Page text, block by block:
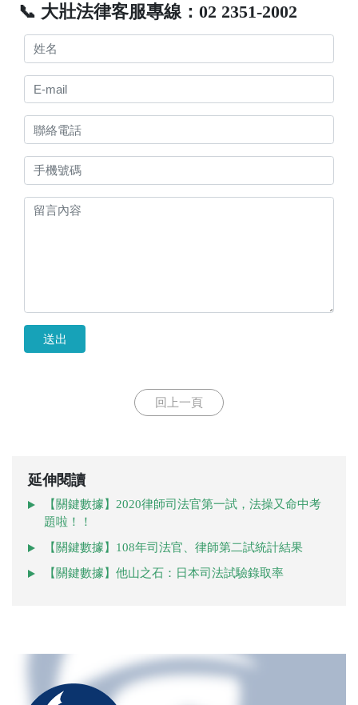
📞 大壯法律客服專線：02 2351-2002
送出
回上一頁
延伸閱讀
【關鍵數據】2020律師司法官第一試，法操又命中考
題啦！！
【關鍵數據】108年司法官、律師第二試統計結果
【關鍵數據】他山之石：日本司法試驗錄取率